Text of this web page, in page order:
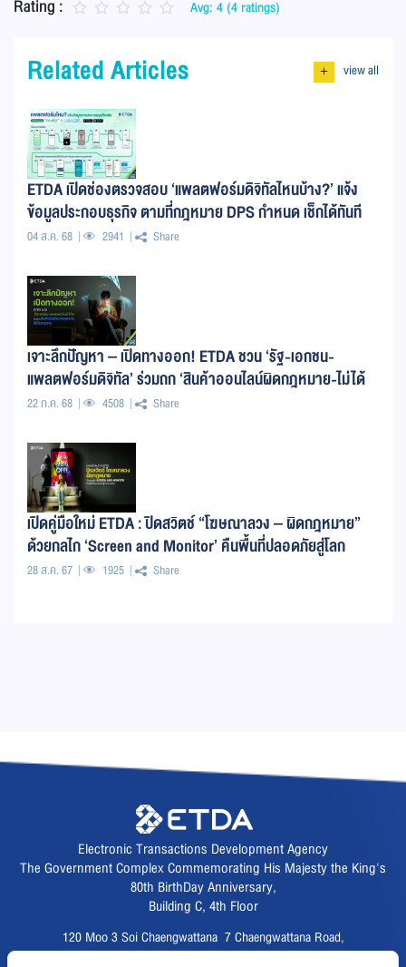
Rating : Avg: 4 (4 ratings)
Related Articles + view all
ETDA เปิดช่องตรวจสอบ ‘แพลตฟอร์มดิจิทัลไหนบ้าง?’ แจ้ง
ข้อมูลประกอบธุรกิจ ตามที่กฎหมาย DPS กำหนด เช็กได้ทันที
วันนี้ ที่แอปฯ “ทางรัฐ”
04 ส.ค. 68 2941 Share
เจาะลึกปัญหา – เปิดทางออก! ETDA ชวน ‘รัฐ-เอกชน-
แพลตฟอร์มดิจิทัล’ ร่วมถก ‘สินค้าออนไลน์ผิดกฎหมาย-ไม่ได้
มาตรฐาน’
22 ก.ค. 68 4508 Share
เปิดคู่มือใหม่ ETDA : ปิดสวิตช์ “โฆษณาลวง – ผิดกฎหมาย”
ด้วยกลไก ‘Screen and Monitor’ คืนพื้นที่ปลอดภัยสู่โลก
ออนไลน์
28 ส.ค. 67 1925 Share
Electronic Transactions Development Agency
The Government Complex Commemorating His Majesty the King's
80th BirthDay Anniversary,
Building C, 4th Floor
120 Moo 3 Soi Chaengwattana 7 Chaengwattana Road,